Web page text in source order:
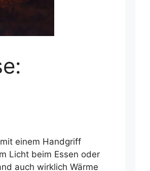
einem Handgriff
Licht beim Essen oder
auch wirklich Wärme